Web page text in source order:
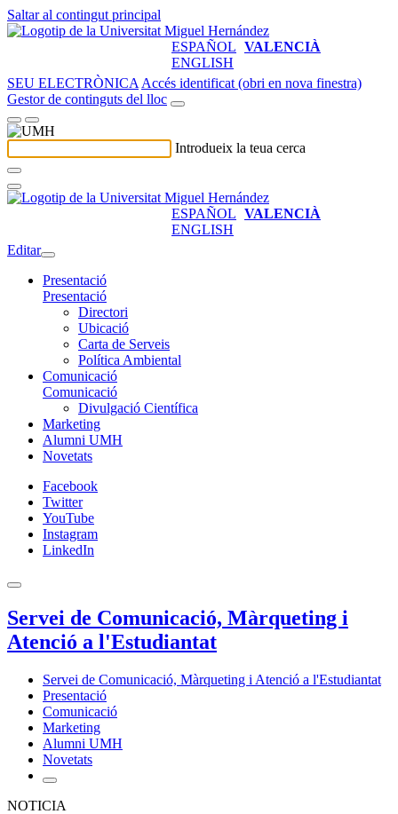
Saltar al contingut principal
ESPAÑOL VALENCIÀ
ENGLISH
SEU ELECTRÒNICA Accés identificat (obri en nova finestra)
Gestor de continguts del lloc
Introdueix la teua cerca
ESPAÑOL VALENCIÀ
ENGLISH
Editar
Presentació
Presentació
Directori
Ubicació
Carta de Serveis
Política Ambiental
Comunicació
Comunicació
Divulgació Científica
Marketing
Alumni UMH
Novetats
Facebook
Twitter
YouTube
Instagram
LinkedIn
Servei de Comunicació, Màrqueting i
Atenció a l'Estudiantat
Servei de Comunicació, Màrqueting i Atenció a l'Estudiantat
Presentació
Comunicació
Marketing
Alumni UMH
Novetats
NOTICIA